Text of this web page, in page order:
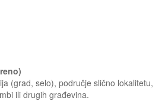
(grad, selo), područje slično lokalitetu,
ili drugih građevina.